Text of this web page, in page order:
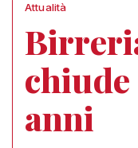
Attualità
chiude
anni